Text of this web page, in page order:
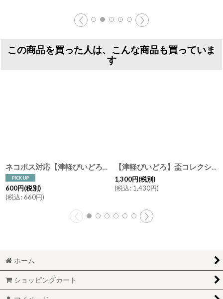
この商品を買った人は、こんな商品も買っていま
す
ネコポス対応【津軽びいどろ】箸置き ドット ピンク ブルー ターコイズ レスト カトラリーレスト はしおき 手作り ガラス食器 石塚硝子 アデリア 日本製
600円(税別)
(税込:660円)
【津軽びいどろ】盃コレクション ストレート 夜風 春風 夏の雫 春の雫 ガラス食器/石塚硝子/アデリア/日本製
1,300円(税別)
(税込: 1,430円)
ホーム
ショッピングカート